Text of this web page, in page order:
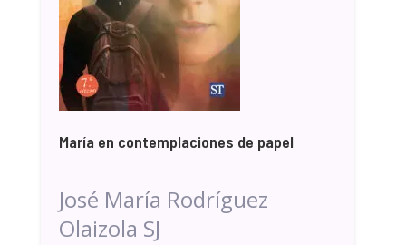
María en contemplaciones de papel
José María Rodríguez
Olaizola SJ